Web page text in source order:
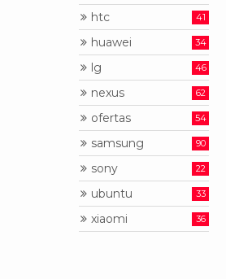
htc 41
huawei 34
lg 46
nexus 62
ofertas 54
samsung 90
sony 22
ubuntu 33
xiaomi 36